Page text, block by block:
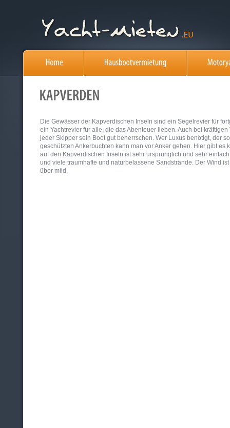
Die Gewässer der Kapverdischen Inseln sind ein Segelrevier für
ein Yachtrevier für alle, die das Abenteuer lieben. Auch bei
jeder Skipper sein Boot gut beherrschen. Wer Luxus benötigt, der
geschützten Ankerbuchten kann man vor Anker gehen. Hier gibt es
auf den Kapverdischen Inseln ist sehr ursprünglich und sehr
und viele traumhafte und naturbelassene Sandstrände. Der Wind
über mild.